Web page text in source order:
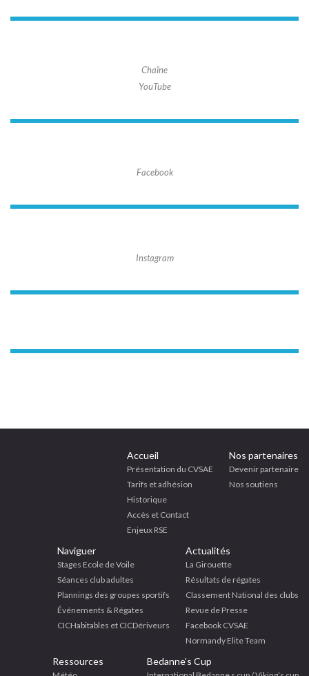
Chaîne
YouTube
Facebook
Instagram
Accueil
Présentation du CVSAE
Tarifs et adhésion
Historique
Accès et Contact
Enjeux RSE
Nos partenaires
Devenir partenaire
Nos soutiens
Naviguer
Stages Ecole de Voile
Séances club adultes
Plannings des groupes sportifs
Événements & Régates
CICHabitables et CICDériveurs
Actualités
La Girouette
Résultats de régates
Classement National des clubs
Revue de Presse
Facebook CVSAE
Normandy Elite Team
Ressources Bedanne’s Cup